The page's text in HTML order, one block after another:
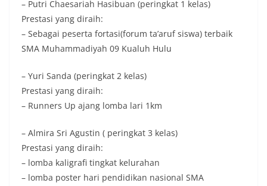
– Putri Chaesariah Hasibuan (peringkat 1 kelas)
Prestasi yang diraih:
– Sebagai peserta fortasi(forum ta’aruf siswa) terbaik
SMA Muhammadiyah 09 Kualuh Hulu
– Yuri Sanda (peringkat 2 kelas)
Prestasi yang diraih:
– Runners Up ajang lomba lari 1km
– Almira Sri Agustin ( peringkat 3 kelas)
Prestasi yang diraih:
– lomba kaligrafi tingkat kelurahan
– lomba poster hari pendidikan nasional SMA